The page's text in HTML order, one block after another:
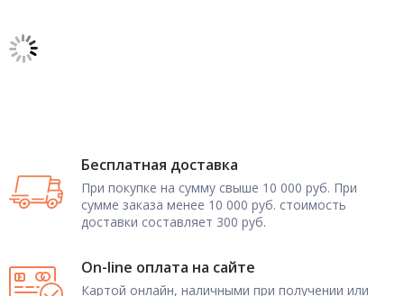
Бесплатная доставка
При покупке на сумму свыше 10 000 руб. При
сумме заказа менее 10 000 руб. стоимость
доставки составляет 300 руб.
On-line оплата на сайте
Картой онлайн, наличными при получении или